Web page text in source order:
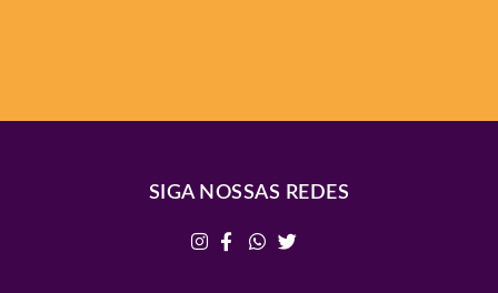
SIGA NOSSAS REDES